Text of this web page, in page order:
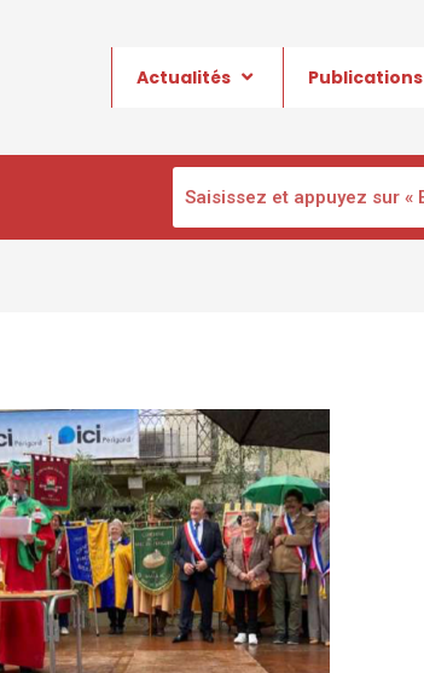
Actualités Publications